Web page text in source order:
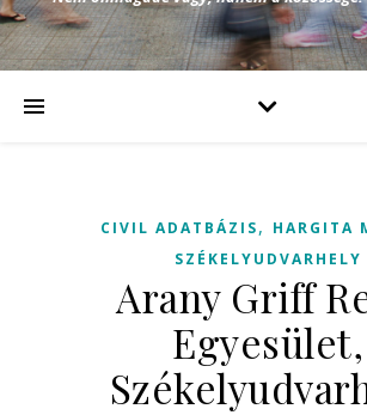
CIVIL ADATBÁZIS, HARGITA
SZÉKELYUDVARHELY
Arany Griff
Egyesület,